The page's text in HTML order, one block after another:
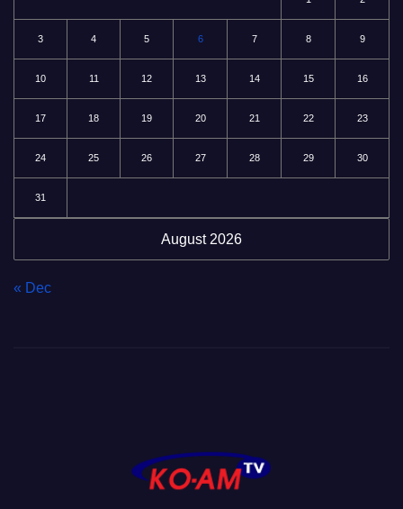
August 2026
3 4 5 6 7 8 9
10 11 12 13 14 15 16
17 18 19 20 21 22 23
24 25 26 27 28 29 30
31
« Dec